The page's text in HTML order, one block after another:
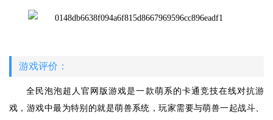
游戏评价：
全民泡泡超人官网版游戏是一款萌系的卡通竞技在线对抗游
戏，游戏中最为特别的就是萌兽系统，玩家需要与萌兽一起战斗、